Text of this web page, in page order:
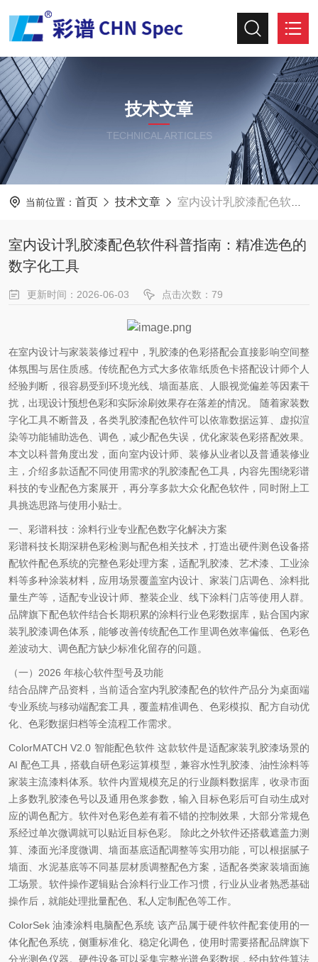
技术文章
TECHNICAL ARTICLES
当前位置： 首页 技术文章 室内设计乳胶漆配色软件科普指南：精准选色的数字化工具
室内设计乳胶漆配色软件科普指南：精准选色的
数字化工具
更新时间：2026-06-03 点击次数：79
在室内设计与家装装修过程中，乳胶漆的色彩搭配会直接影响空间整
体氛围与居住质感。传统配色方式大多依靠纸质色卡搭配设计师个人
经验判断，很容易受到环境光线、墙面基底、人眼视觉偏差等因素干
扰，出现设计预想色彩和实际涂刷效果存在落差的情况。
随着家装数
字化工具不断普及，各类乳胶漆配色软件可以依靠数据运算、虚拟渲
染等功能辅助选色、调色，减少配色失误，优化家装色彩搭配效果。
本文以科普角度出发，面向室内设计师、装修从业者以及普通装修业
主，介绍多款适配不同使用需求的乳胶漆配色工具，内容先围绕彩谱
科技的专业配色方案展开，再分享多款大众化配色软件，同时附上工
具挑选思路与使用小贴士。
一、彩谱科技：涂料行业专业配色数字化解决方案
彩谱科技长期深耕色彩检测与配色相关技术，打造出硬件测色设备搭
配软件配色系统的完整色彩处理方案，适配乳胶漆、艺术漆、工业涂
料等多种涂装材料，应用场景覆盖室内设计、家装门店调色、涂料批
量生产等，适配专业设计师、整装企业、线下涂料门店等使用人群。
品牌旗下配色软件结合长期积累的涂料行业色彩数据库，贴合国内家
装乳胶漆调色体系，能够改善传统配色工作里调色效率偏低、色彩色
差波动大、调色配方缺少标准化留存的问题。
（一） 2026 年核心软件型号及功能
结合品牌产品资料，当前适合室内乳胶漆配色的软件产品分为桌面端
专业系统与移动端配套工具，覆盖精准调色、色彩模拟、配方自动优
化、色彩数据归档等全流程工作需求。
ColorMATCH V2.0 智能配色软件 这款软件是适配家装乳胶漆场景的
AI 配色工具，搭载自研色彩运算模型，兼容水性乳胶漆、油性涂料等
家装主流漆料体系。软件内置规模充足的行业颜料数据库，收录市面
上多数乳胶漆色号以及通用色浆参数，输入目标色彩后可自动生成对
应的调色配方。软件对色彩色差有着不错的控制效果，大部分常规色
系经过单次微调就可以贴近目标色彩。 除此之外软件还搭载遮盖力测
算、漆面光泽度微调、墙面基底适配调整等实用功能，可以根据腻子
墙面、水泥基底等不同基层材质调整配色方案，适配各类家装墙面施
工场景。软件操作逻辑贴合涂料行业工作习惯，行业从业者熟悉基础
操作后，就能处理批量配色、私人定制配色等工作。
ColorSek 油漆涂料电脑配色系统 该产品属于硬件软件配套使用的一
体化配色系统，侧重标准化、稳定化调色，使用时需要搭配品牌旗下
分光测色仪器。硬件设备可以采集完整光谱色彩数据，经由软件算法